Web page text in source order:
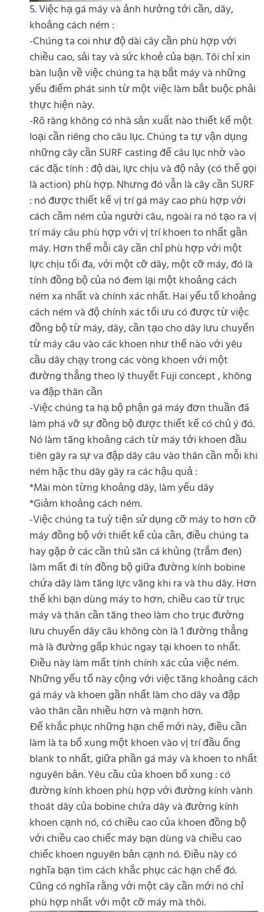
5. Việc hạ gá máy và ảnh hưởng tới cần, dây,
khoảng cách ném :
-Chúng ta coi như độ dài cây cần phù hợp với
chiều cao, sải tay và sức khoẻ của bạn. Tôi chỉ xin
bàn luận về việc chúng ta hạ bắt máy và những
yếu điểm phát sinh từ một việc làm bắt buộc phải
thực hiện này.
-Rõ ràng không có nhà sản xuất nào thiết kế một
loại cần riêng cho câu lục. Chúng ta tự vận dụng
những cây cần SURF casting để câu lục nhờ vào
các đặc tính : độ dài, lực chịu và độ nảy (có thể gọi
là action) phù hợp. Nhưng đó vẫn là cây cần SURF
: nó được thiết kế vị trí gá máy cao phù hợp với
cách cầm ném của người câu, ngoài ra nó tạo ra vị
trí máy câu phù hợp với vị trí khoen to nhất gần
máy. Hơn thế mỗi cây cần chỉ phù hợp với một
lực chịu tối đa, với một cỡ dây, một cỡ máy, đó là
tính đồng bộ của nó đem lại một khoảng cách
ném xa nhất và chính xác nhất. Hai yếu tố khoảng
cách ném và độ chính xác tối ưu có được từ việc
đồng bộ từ máy, dây, cần tạo cho dây lưu chuyển
từ máy câu vào các khoen như thế nào với yêu
cầu dây chạy trong các vòng khoen với một
đường thẳng theo lý thuyết Fuji concept , không
va đập thân cần
-Việc chúng ta hạ bộ phận gá máy đơn thuần đã
làm phá vỡ sự đồng bộ được thiết kế có chủ ý đó.
Nó làm tăng khoảng cách từ máy tới khoen đầu
tiên gây ra sự va đập dây câu vào thân cần mỗi khi
ném hặc thu dây gây ra các hậu quả :
*Mài mòn từng khoảng dây, làm yếu dây
*Giảm khoảng cách ném.
-Việc chúng ta tuỳ tiện sử dụng cỡ máy to hơn cỡ
máy đồng bộ với thiết kế của cần, điều chúng ta
hay gặp ở các cần thủ săn cá khủng (trắm đen)
làm mất đi tín đồng bộ giữa đường kính bobine
chứa dây làm tăng lực văng khi ra và thu dây. Hơn
thế khi bạn dùng máy to hơn, chiều cao từ trục
máy và thân cần tăng theo làm cho trục đường
lưu chuyển dây câu không còn là 1 đường thẳng
mà là đường gấp khúc ngay tại khoen to nhất.
Điều này làm mất tính chính xác của việc ném.
Những yếu tố này cộng với việc tăng khoảng cách
gá máy và khoen gần nhất làm cho dây va đập
vào thân cần nhiều hơn và mạnh hơn.
Để khắc phục những hạn chế mới này, điều cần
làm là ta bổ xung một khoen vào vị trí đầu ống
blank to nhất, giữa phần gá máy và khoen to nhất
nguyên bản. Yêu cầu của khoen bổ xung : có
đường kính khoen phù hợp với đường kính vành
thoát dây của bobine chứa dây và đường kính
khoen cạnh nó, có chiều cao của khoen đồng bộ
với chiều cao chiếc máy bạn dùng và chiều cao
chiếc khoen nguyên bản cạnh nó. Điều này có
nghĩa bạn tìm cách khắc phục các hạn chế đó.
Cũng có nghĩa rằng với một cây cần mới nó chỉ
phù hợp nhất với một cỡ máy mà thôi.